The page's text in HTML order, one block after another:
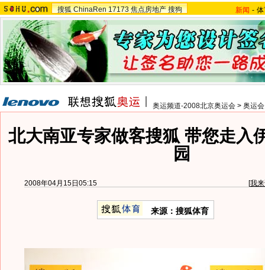
搜狐 ChinaRen 17173 焦点房地产 搜狗 新闻 -
奥运频道-2008北京奥运会 > 奥运
北大南亚专家做客搜狐 带您走入
园
2008年04月15日05:15 [我
来源：搜狐体育